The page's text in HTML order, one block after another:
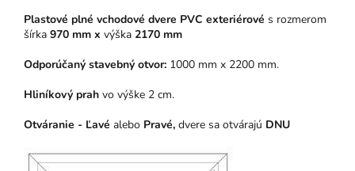
Plastové plné vchodové dvere PVC exteriérové s rozmerom
šírka 970 mm x výška 2170 mm
Odporúčaný stavebný otvor: 1000 mm x 2200 mm.
Hliníkový prah vo výške 2 cm.
Otváranie - Ľavé alebo Pravé, dvere sa otvárajú DNU